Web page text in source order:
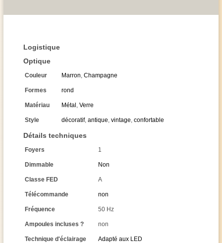
Logistique
Optique
Couleur Marron, Champagne
Formes rond
Matériau Métal , Verre
Style décoratif, antique, vintage, confortable
Détails techniques
Foyers 1
Dimmable Non
Classe FED A
Télécommande non
Fréquence 50 Hz
Ampoules incluses ? non
Technique d'éclairage Adapté aux LED